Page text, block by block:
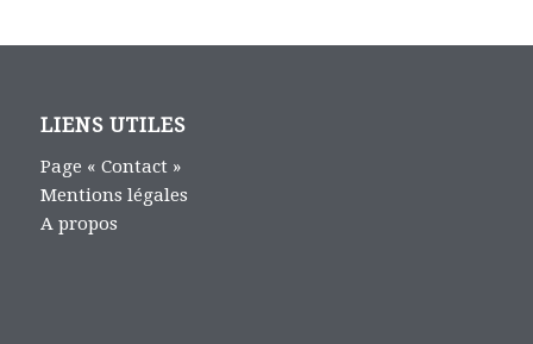
LIENS UTILES
Page « Contact »
Mentions légales
A propos